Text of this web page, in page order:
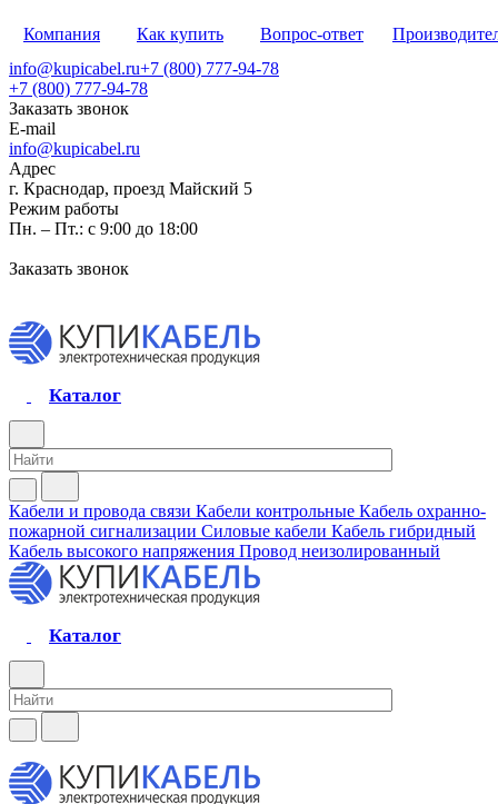
Компания Как купить Вопрос-ответ
info@kupicabel.ru+7 (800) 777-94-78
+7 (800) 777-94-78
Заказать звонок
E-mail
info@kupicabel.ru
Адрес
г. Краснодар, проезд Майский 5
Режим работы
Пн. – Пт.: с 9:00 до 18:00
Заказать звонок
Каталог
Кабели и провода связи Кабели контрольные Кабель охранно-
пожарной сигнализации Силовые кабели Кабель гибридный
Кабель высокого напряжения Провод неизолированный
Каталог